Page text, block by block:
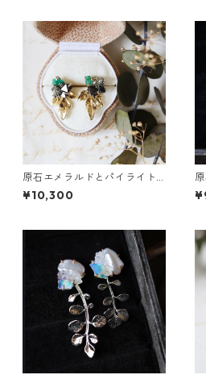
原石エメラルドとパイライト
とクレマチスの葉ピアス
¥10,300